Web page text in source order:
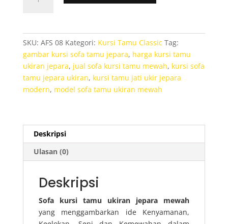
Jepara
Mewah
SKU: AFS 08 Kategori: Kursi Tamu Classic Tag:
gambar kursi sofa tamu jepara, harga kursi tamu
ukiran jepara, jual sofa kursi tamu mewah, kursi sofa
tamu jepara ukiran, kursi tamu jati ukir jepara
modern, model sofa tamu ukiran mewah
Deskripsi
Ulasan (0)
Deskripsi
Sofa kursi tamu ukiran jepara mewah
yang menggambarkan ide Kenyamanan,